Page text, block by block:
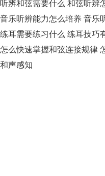
听辨和弦需要什么 和弦听辨
音乐听辨能力怎么培养 音乐
练耳需要练习什么 练耳技巧
怎么快速掌握和弦连接规律
和声感知